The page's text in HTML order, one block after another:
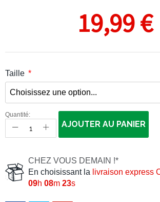
19,99 €
Taille
Quantité:
AJOUTER AU PANIER
CHEZ VOUS DEMAIN !*
En choisissant la livraison express
09h 08m 22s